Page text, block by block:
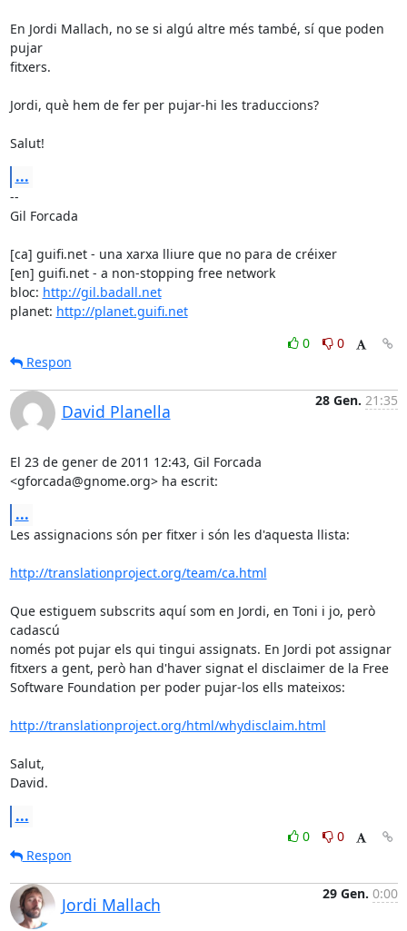
En Jordi Mallach, no se si algú altre més també, sí que poden
pujar
fitxers.
Jordi, què hem de fer per pujar-hi les traduccions?
Salut!
...
--
Gil Forcada
[ca] guifi.net - una xarxa lliure que no para de créixer
[en] guifi.net - a non-stopping free network
bloc: http://gil.badall.net
planet: http://planet.guifi.net
0
0
Respon
David Planella
28 Gen. 21:35
El 23 de gener de 2011 12:43, Gil Forcada
<gforcada@gnome.org> ha escrit:
...
Les assignacions són per fitxer i són les d'aquesta llista:
http://translationproject.org/team/ca.html
Que estiguem subscrits aquí som en Jordi, en Toni i jo, però
cadascú
només pot pujar els qui tingui assignats. En Jordi pot assignar
fitxers a gent, però han d'haver signat el disclaimer de la Free
Software Foundation per poder pujar-los ells mateixos:
http://translationproject.org/html/whydisclaim.html
Salut,
David.
...
0
0
Respon
Jordi Mallach
29 Gen. 0:00